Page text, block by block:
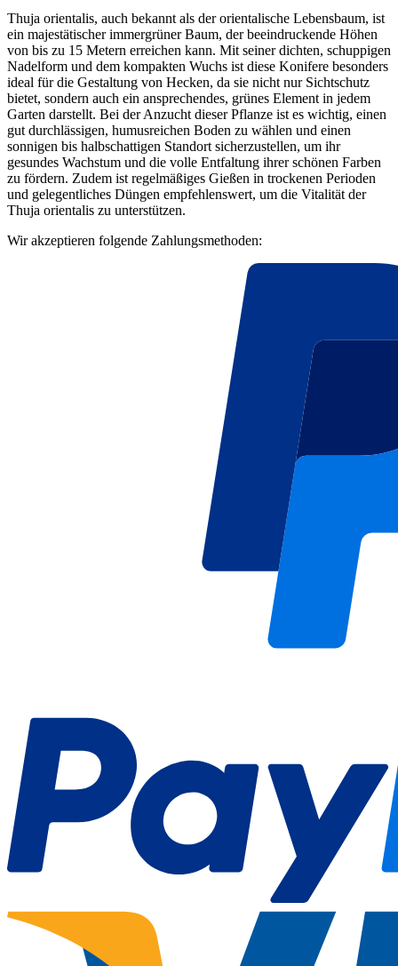
Thuja orientalis, auch bekannt als der orientalische Lebensbaum, ist
ein majestätischer immergrüner Baum, der beeindruckende Höhen
von bis zu 15 Metern erreichen kann. Mit seiner dichten, schuppigen
Nadelform und dem kompakten Wuchs ist diese Konifere besonders
ideal für die Gestaltung von Hecken, da sie nicht nur Sichtschutz
bietet, sondern auch ein ansprechendes, grünes Element in jedem
Garten darstellt. Bei der Anzucht dieser Pflanze ist es wichtig, einen
gut durchlässigen, humusreichen Boden zu wählen und einen
sonnigen bis halbschattigen Standort sicherzustellen, um ihr
gesundes Wachstum und die volle Entfaltung ihrer schönen Farben
zu fördern. Zudem ist regelmäßiges Gießen in trockenen Perioden
und gelegentliches Düngen empfehlenswert, um die Vitalität der
Thuja orientalis zu unterstützen.
Wir akzeptieren folgende Zahlungsmethoden: